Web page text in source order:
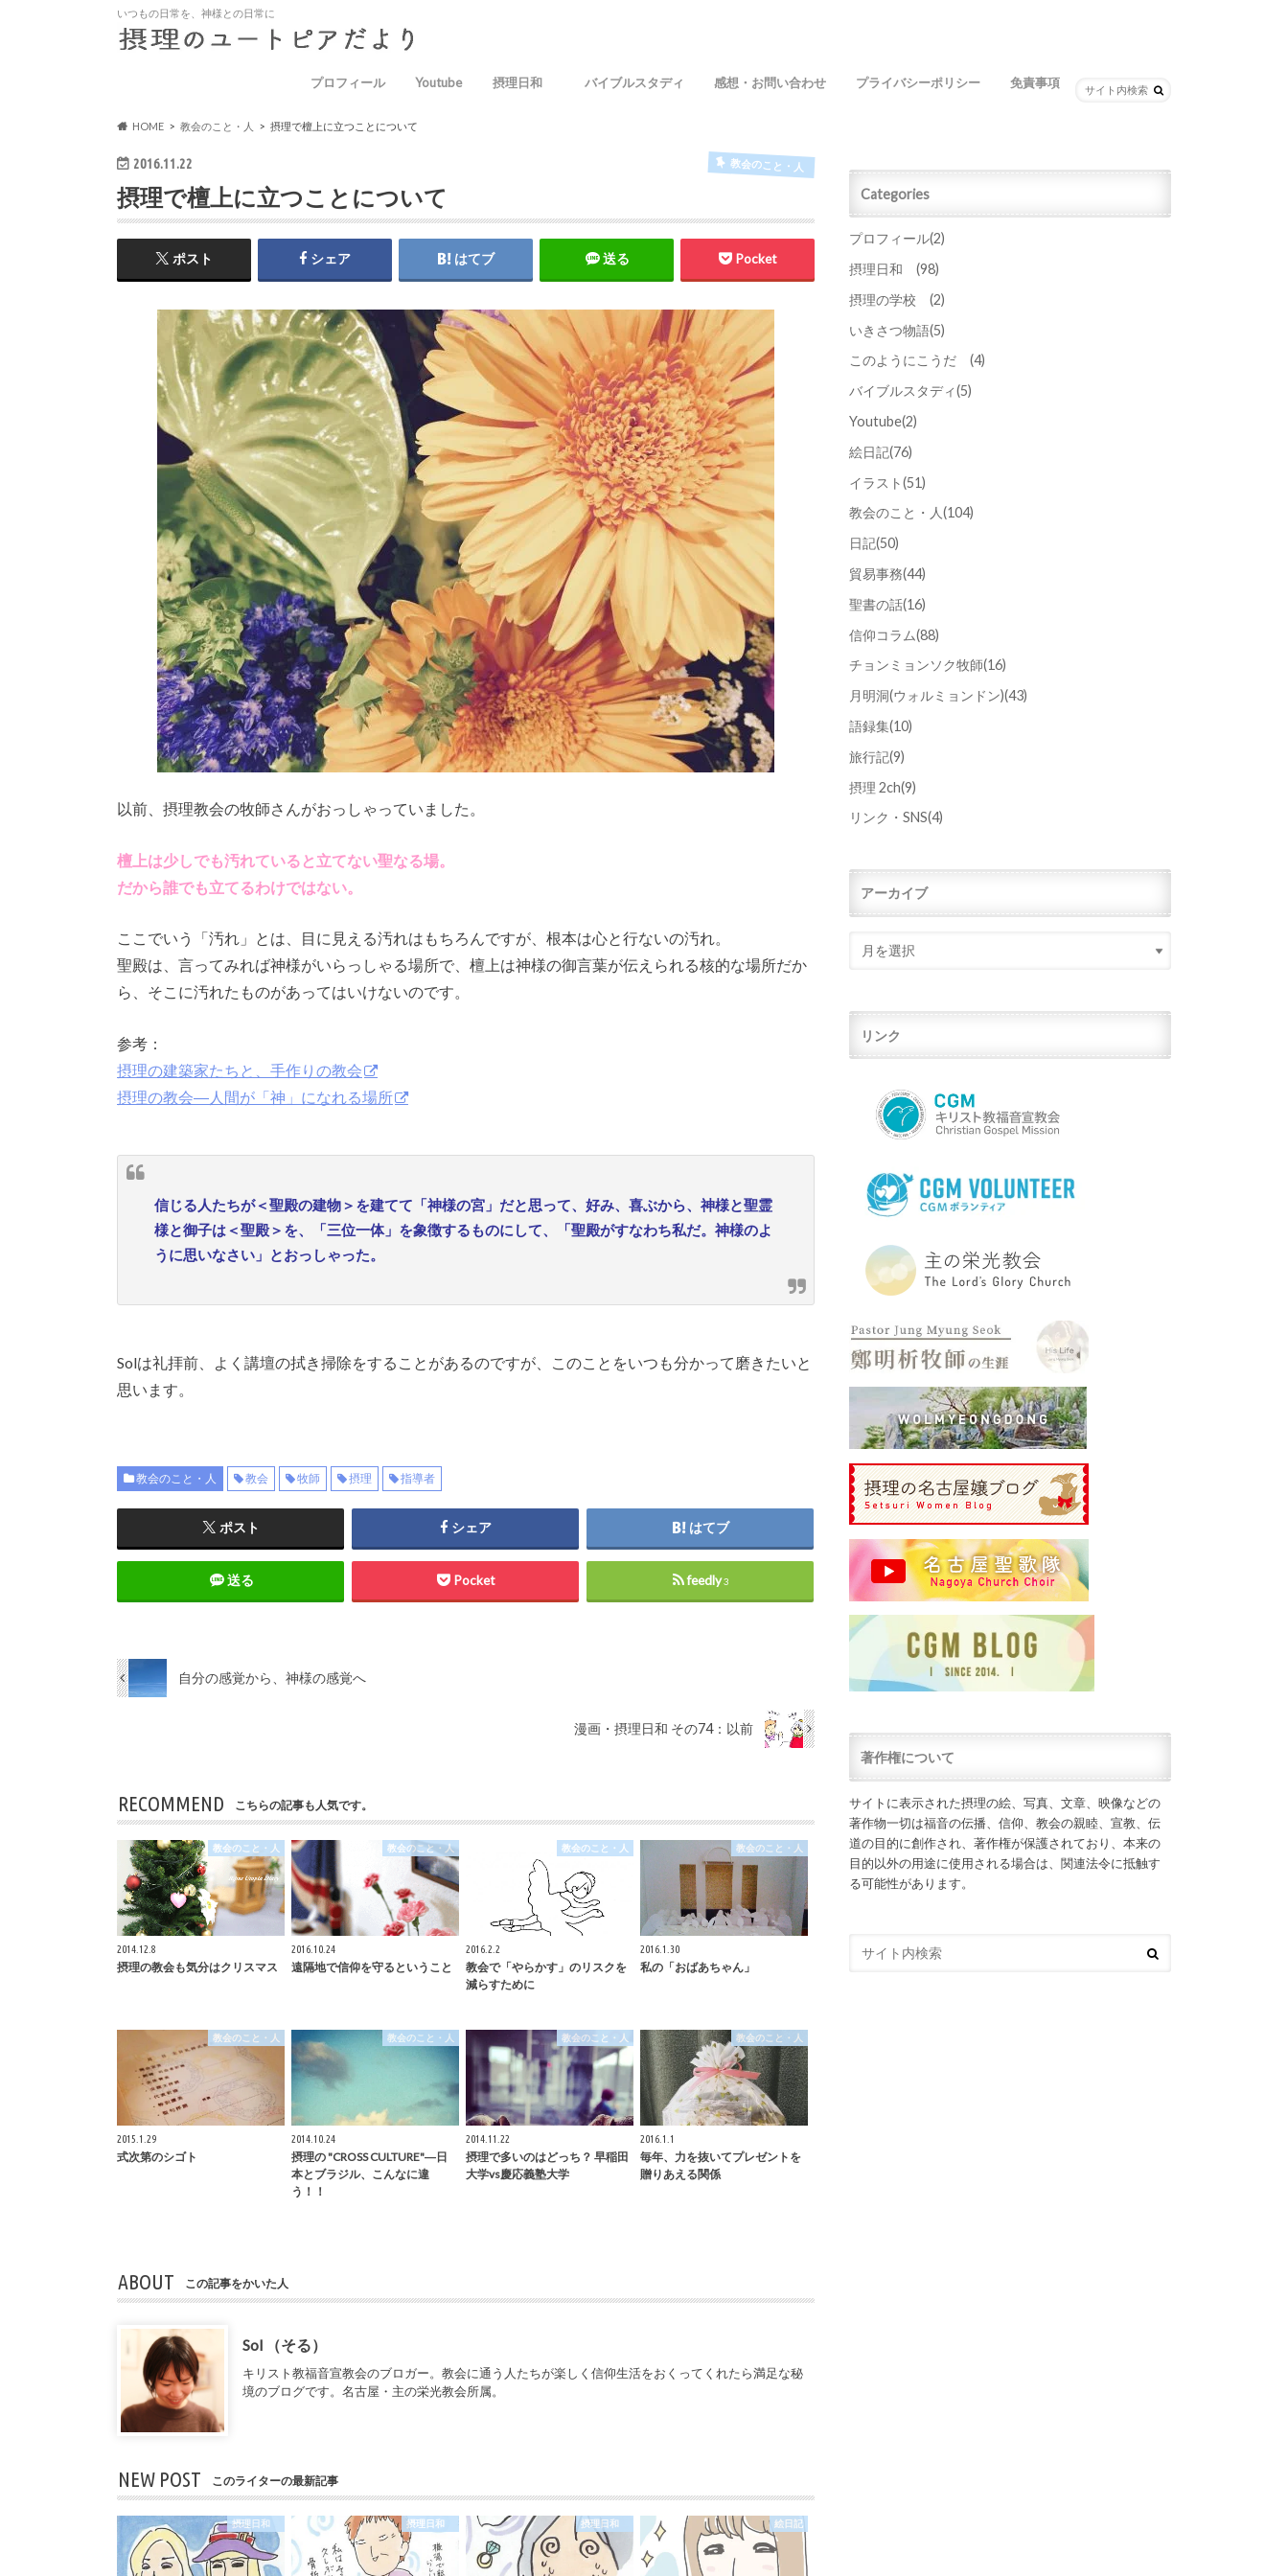
いつもの日常を、神様との日常に
プロフィール Youtube 摂理日和 バイブルスタディ 感想・お問い合わせ プライバシーポリシー 免責事項
HOME 教会のこと・人 摂理で檀上に立つことについて
2016.11.22 教会のこと・人
摂理で檀上に立つことについて
ポスト シェア はてブ 送る Pocket
以前、摂理教会の牧師さんがおっしゃっていました。
檀上は少しでも汚れていると立てない聖なる場。
だから誰でも立てるわけではない。
ここでいう「汚れ」とは、目に見える汚れはもちろんですが、根本は心と行ないの汚れ。
聖殿は、言ってみれば神様がいらっしゃる場所で、檀上は神様の御言葉が伝えられる核的な場所だか
ら、そこに汚れたものがあってはいけないのです。
参考：
摂理の建築家たちと、手作りの教会
摂理の教会―人間が「神」になれる場所
信じる人たちが＜聖殿の建物＞を建てて「神様の宮」だと思って、好み、喜ぶから、神様と聖霊
様と御子は＜聖殿＞を、「三位一体」を象徴するものにして、「聖殿がすなわち私だ。神様のよ
うに思いなさい」とおっしゃった。
Solは礼拝前、よく講壇の拭き掃除をすることがあるのですが、このことをいつも分かって磨きたいと
思います。
教会のこと・人 教会 牧師 摂理 指導者
ポスト シェア はてブ
送る Pocket feedly3
自分の感覚から、神様の感覚へ
漫画・摂理日和 その74：以前
RECOMMEND こちらの記事も人気です。
教会のこと・人
2014.12.8
摂理の教会も気分はクリスマス
教会のこと・人
2016.10.24
遠隔地で信仰を守るということ
教会のこと・人
2016.2.2
教会で「やらかす」のリスクを
減らすために
教会のこと・人
2016.1.30
私の「おばあちゃん」
教会のこと・人
2015.1.29
式次第のシゴト
教会のこと・人
2014.10.24
摂理の "CROSS CULTURE"―日
本とブラジル、こんなに違
う！！
教会のこと・人
2014.11.22
摂理で多いのはどっち？ 早稲田
大学vs慶応義塾大学
教会のこと・人
2016.1.1
毎年、力を抜いてプレゼントを
贈りあえる関係
ABOUT この記事をかいた人
Sol （そる）
キリスト教福音宣教会のブロガー。教会に通う人たちが楽しく信仰生活をおくってくれたら満足な秘
境のブログです。名古屋・主の栄光教会所属。
NEW POST このライターの最新記事
摂理日和 摂理日和 摂理日和 絵日記
Categories
プロフィール(2)
摂理日和 (98)
摂理の学校 (2)
いきさつ物語(5)
このようにこうだ (4)
バイブルスタディ(5)
Youtube(2)
絵日記(76)
イラスト(51)
教会のこと・人(104)
日記(50)
貿易事務(44)
聖書の話(16)
信仰コラム(88)
チョンミョンソク牧師(16)
月明洞(ウォルミョンドン)(43)
語録集(10)
旅行記(9)
摂理 2ch(9)
リンク・SNS(4)
アーカイブ
リンク
著作権について
サイトに表示された摂理の絵、写真、文章、映像などの
著作物一切は福音の伝播、信仰、教会の親睦、宣教、伝
道の目的に創作され、著作権が保護されており、本来の
目的以外の用途に使用される場合は、関連法令に抵触す
る可能性があります。